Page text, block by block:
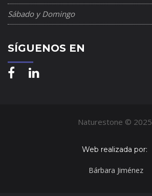
Sábado y Domingo
SÍGUENOS EN
Naturestone © 2025
Web realizada por:
Bárbara Jiménez